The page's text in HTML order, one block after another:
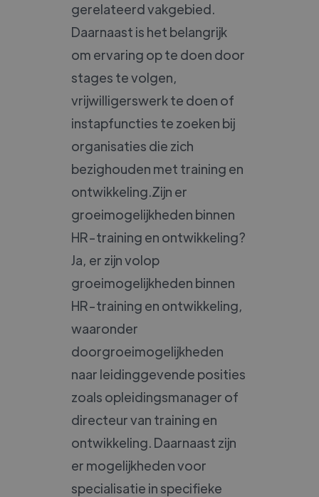
gerelateerd vakgebied.
Daarnaast is het belangrijk
om ervaring op te doen door
stages te volgen,
vrijwilligerswerk te doen of
instapfuncties te zoeken bij
organisaties die zich
bezighouden met training en
ontwikkeling.Zijn er
groeimogelijkheden binnen
HR-training en ontwikkeling?
Ja, er zijn volop
groeimogelijkheden binnen
HR-training en ontwikkeling,
waaronder
doorgroeimogelijkheden
naar leidinggevende posities
zoals opleidingsmanager of
directeur van training en
ontwikkeling. Daarnaast zijn
er mogelijkheden voor
specialisatie in specifieke